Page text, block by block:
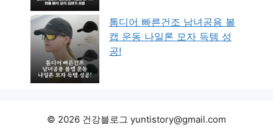
톰디어 빠른건조 남녀공용 볼
캡 운동 나일론 모자 득템 성
공!
© 2026 건강블로그 yuntistory@gmail.com